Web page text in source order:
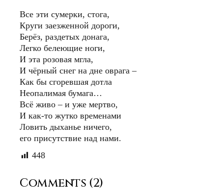
Все эти сумерки, стога,
Круги заезженной дороги,
Берёз, раздетых донага,
Легко белеющие ноги,
И эта розовая мгла,
И чёрный снег на дне оврага –
Как бы сгоревшая дотла
Неопалимая бумага…
Всё живо – и уже мертво,
И как-то жутко временами
Ловить дыханье ничего,
его присутствие над нами.
448
Comments (2)